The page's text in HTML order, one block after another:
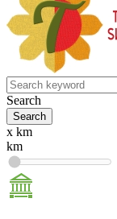
Search
x km
km